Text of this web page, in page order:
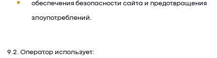
обеспечения безопасности сайта и предотвращения
злоупотреблений.
9.2. Оператор использует: